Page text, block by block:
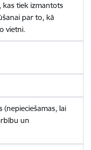
kas tiek izmantots
par to, kā
vietni.
(nepieciešamas, lai
un